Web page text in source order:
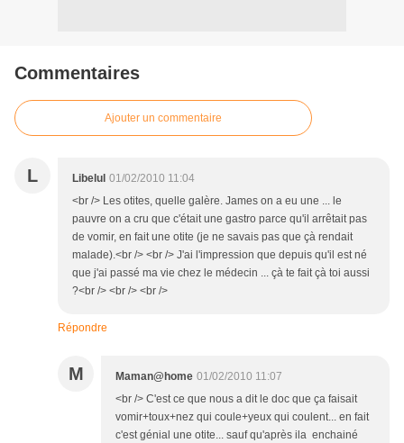
Commentaires
Ajouter un commentaire
L Libelul 01/02/2010 11:04
<br /> Les otites, quelle galère. James on a eu une ... le
pauvre on a cru que c'était une gastro parce qu'il arrêtait pas
de vomir, en fait une otite (je ne savais pas que çà rendait
malade).<br /> <br /> J'ai l'impression que depuis qu'il est né
que j'ai passé ma vie chez le médecin ... çà te fait çà toi aussi
?<br /> <br /> <br />
Répondre
M Maman@home 01/02/2010 11:07
<br /> C'est ce que nous a dit le doc que ça faisait
vomir+toux+nez qui coule+yeux qui coulent... en fait
c'est génial une otite... sauf qu'après ila enchainé